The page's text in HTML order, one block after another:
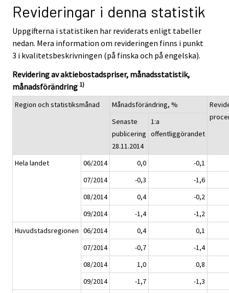
Revideringar i denna statistik
Uppgifterna i statistiken har reviderats enligt tabeller
nedan. Mera information om revideringen finns i punkt
3 i kvalitetsbeskrivningen (på finska och på engelska).
Revidering av aktiebostadspriser, månadsstatistik,
månadsförändring 1)
Region och statistiksmånad Månadsförändring, %
Senaste
publicering
28.11.2014
1:a
offentliggörandet
Hela landet 06/2014 0,0
-0,1
07/2014
-0,3
-1,6
08/2014
0,4
-0,2
09/2014
-1,4
-1,2
Huvudstadsregionen 06/2014 0,4
0,1
07/2014
-0,7
-1,4
08/2014
1,0
0,8
09/2014
-1,7
-1,3